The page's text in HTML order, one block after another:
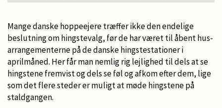
Mange danske hoppeejere træffer ikke den endelige
beslutning om hingstevalg, før de har været til åbent hus-
arrangementerne på de danske hingstestationer i
aprilmåned. Her får man nemlig rig lejlighed til dels at se
hingstene fremvist og dels se føl og afkom efter dem, lige
som det flere steder er muligt at møde hingstene på
staldgangen.